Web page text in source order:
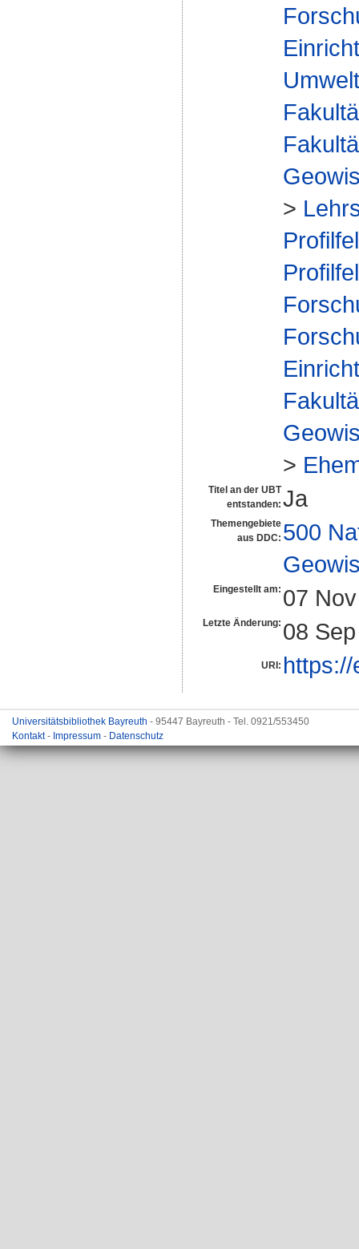
>
>
Titel an der UBT
entstanden: Ja
Themengebiete
aus DDC: 500
Eingestellt am: 07
Letzte Änderung: 08
URI:
Universitätsbibliothek Bayreuth - 95447 Bayreuth - Tel. 0921/553450
Kontakt- Impressum - Datenschutz